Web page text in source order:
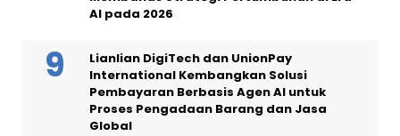
AI pada 2026
Lianlian DigiTech dan UnionPay
International Kembangkan Solusi
Pembayaran Berbasis Agen AI untuk
Proses Pengadaan Barang dan Jasa
Global